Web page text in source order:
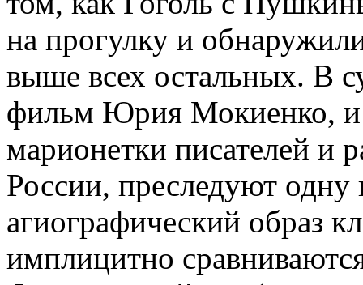
на прогулку и
выше всех остальных. В
фильм Юрия Мокиенко, и
марионетки писателей и
России, преследуют одну
агиографический образ
имплицитно